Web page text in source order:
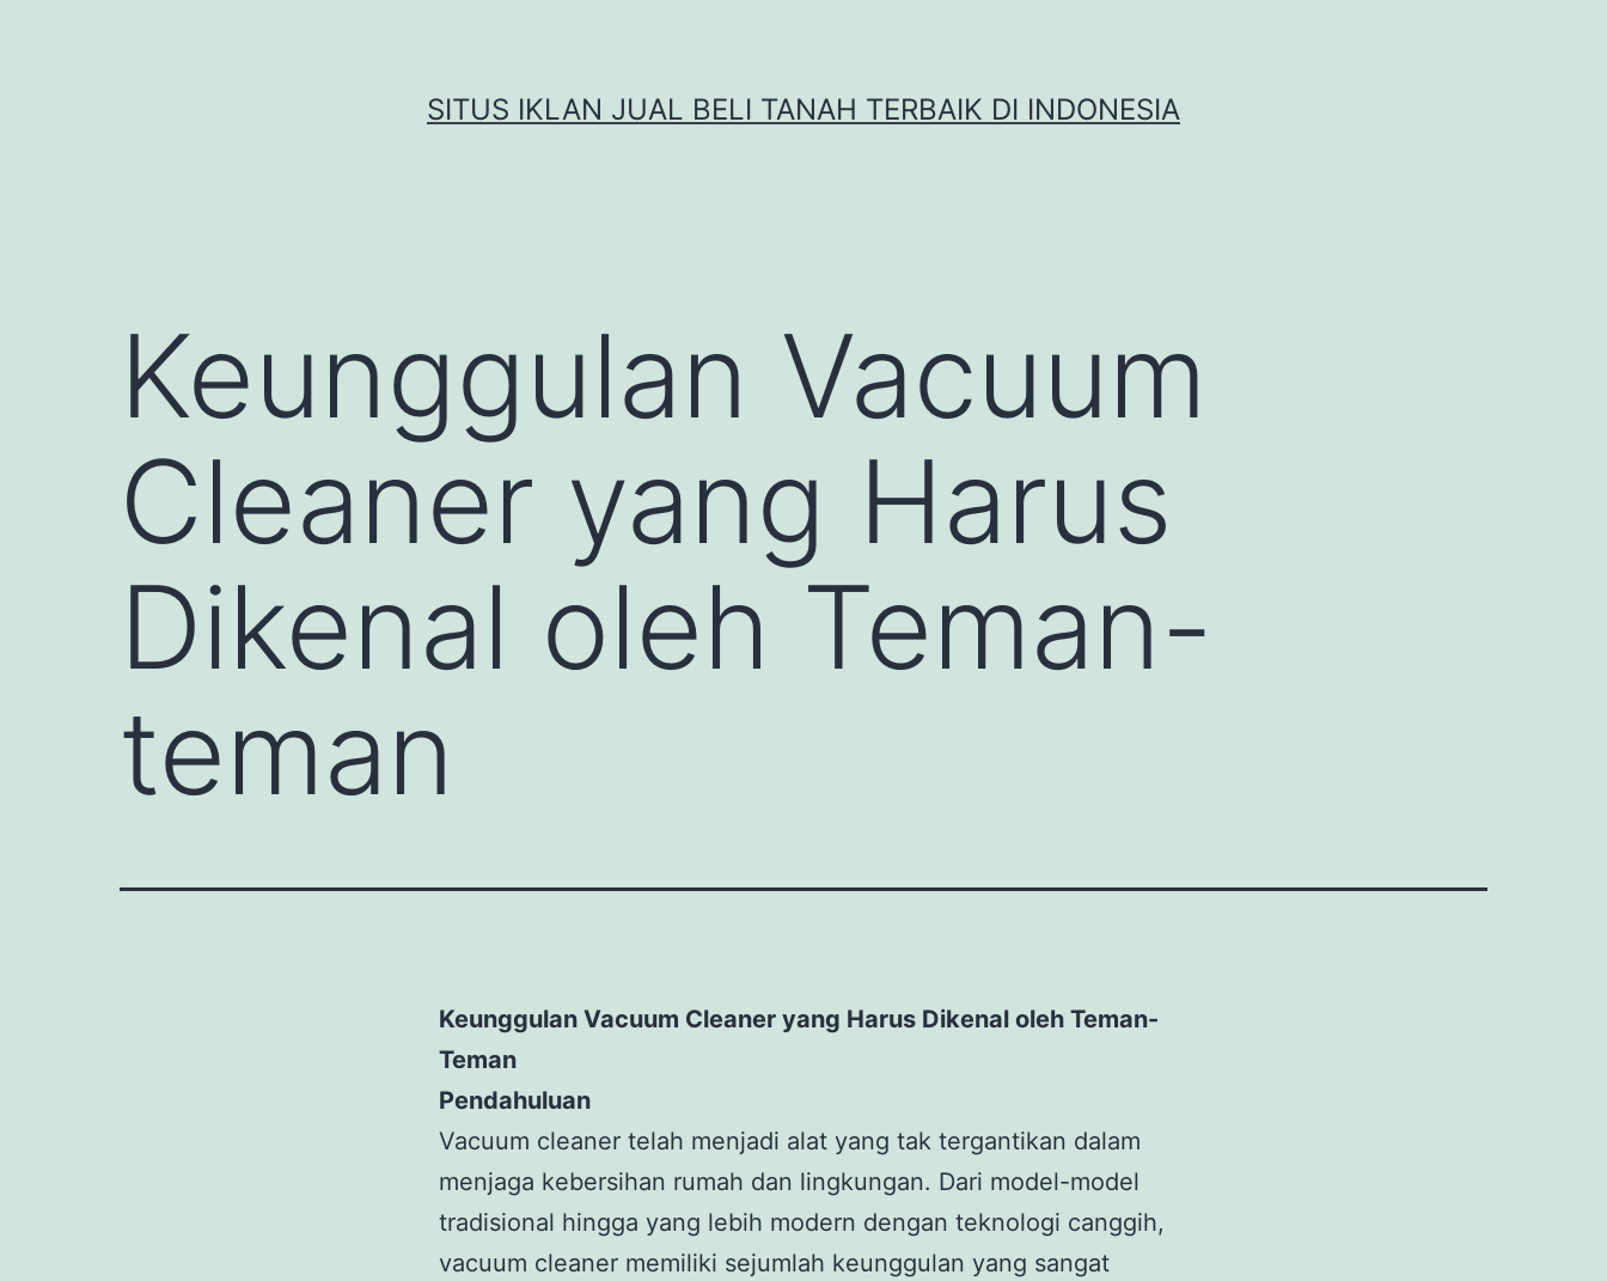
SITUS IKLAN JUAL BELI TANAH TERBAIK DI INDONESIA
Keunggulan Vacuum
Cleaner yang Harus
Dikenal oleh Teman-
teman
Keunggulan Vacuum Cleaner yang Harus Dikenal oleh Teman-
Teman
Pendahuluan
Vacuum cleaner telah menjadi alat yang tak tergantikan dalam
menjaga kebersihan rumah dan lingkungan. Dari model-model
tradisional hingga yang lebih modern dengan teknologi canggih,
vacuum cleaner memiliki sejumlah keunggulan yang sangat